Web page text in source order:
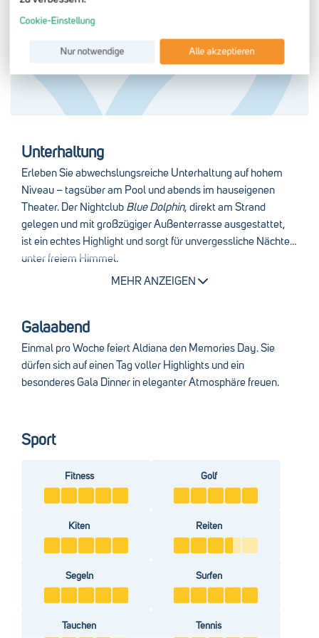
Hier erwarten Sie exklusive Wellness- und Spa-Programme,
wohltuende Beauty-Anwendungen und vielfältige
Behandlungen, die Körper und Geist in Einklang bringen.
Ein großzügiger Indoor-Pool mit rund 20 Metern Bahnlänge
traditionelles Hamam und der Wellness-Garten pure
Entspannung versprechen. Ob bei einer Massage, einer
Kosmetikbehandlung oder in stiller Ruhe – im Welldiana Spa
finden Sie Ihre ganz persönliche Auszeit.
Erleben Sie im Aldiana Djerba Atlantide orientalische
Wohlfühlkultur und vollkommene Erholung für alle Sinne.
MEHR ANZEIGEN
Unterhaltung
Erleben Sie abwechslungsreiche Unterhaltung auf hohem
Niveau – tagsüber am Pool und abends im hauseigenen
Theater. Der Nightclub Blue Dolphin, direkt am Strand
gelegen und mit großzügiger Außenterrasse ausgestattet,
ist ein echtes Highlight und sorgt für unvergessliche Nächte
unter freiem Himmel.
Für alle, die mehr als nur Entspannung suchen, bietet das
kennenzulernen.
Ob entspannte Stunden oder aktive Erlebnisse – dieser
Cluburlaub verbindet Geselligkeit, Kultur und Unterhaltung
auf einzigartige Weise.
MEHR ANZEIGEN
Galaabend
Einmal pro Woche feiert Aldiana den Memories Day. Sie
dürfen sich auf einen Tag voller Highlights und ein
besonderes Gala Dinner in eleganter Atmosphäre freuen.
Sport
Fitness Golf
Kiten Reiten
Segeln Surfen
Tauchen Tennis
Cookie-Einstellung
Nur notwendige Alle akzeptieren